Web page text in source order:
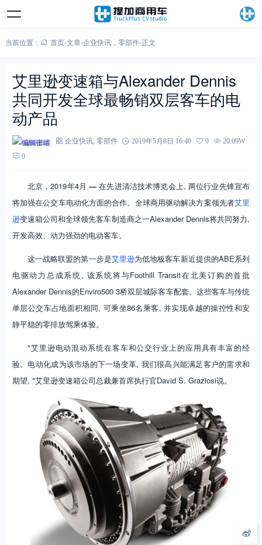
当前位置： 首页-文章-企业快讯， 零部件-正文
艾里逊变速箱与Alexander Dennis
共同开发全球最畅销双层客车的电
动产品
编辑张靖 企业快讯, 零部件 2019年5月8日 16:40 0
20.09W
0
北京，2019年4月—在先进清洁技术博览会上, 两位行业先锋宣布
将加强在公交车电动化方面的合作。全球商用驱动解决方案领先者艾里
逊变速箱公司和全球领先客车制造商之一Alexander Dennis将共同努力,
开发高效、动力强劲的电动客车。
这一战略联盟的第一步是艾里逊为低地板客车新近提供的ABE系列
电驱动力总成系统, 该系统将与Foothill Transit在北美订购的首批
Alexander Dennis的Enviro500 3桥双层城际客车配套。这些客车与传统
单层公交车占地面积相同, 可乘坐86名乘客, 并实现卓越的操控性和安
静平稳的零排放驾乘体验。
"艾里逊电动混动系统在客车和公交行业上的应用具有丰富的经
验。电动化成为该市场的下一场变革, 我们很高兴能满足客户的需求和
期望, "艾里逊变速箱公司总裁兼首席执行官David S. Graziosi说。